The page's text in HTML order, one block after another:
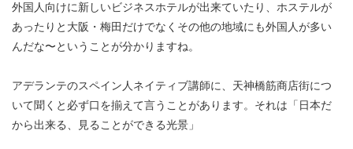
外国人向けに新しいビジネスホテルが出来ていたり、ホステルが
あったりと大阪・梅田だけでなくその他の地域にも外国人が多い
んだな〜ということが分かりますね。
アデランテのスペイン人ネイティブ講師に、天神橋筋商店街につ
いて聞くと必ず口を揃えて言うことがあります。それは「日本だ
から出来る、見ることができる光景」